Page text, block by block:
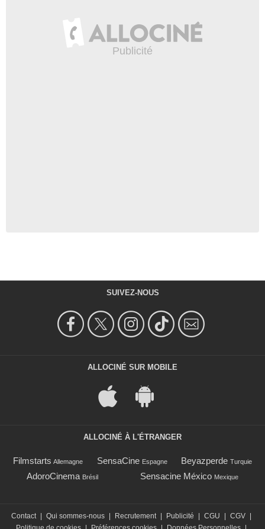
SUIVEZ-NOUS
ALLOCINÉ SUR MOBILE
ALLOCINÉ À L'ÉTRANGER
Filmstarts Allemagne SensaCine Espagne Beyazperde Turquie
AdoroCinema Brésil Sensacine México Mexique
Contact Qui sommes-nous Recrutement Publicité CGU CGV